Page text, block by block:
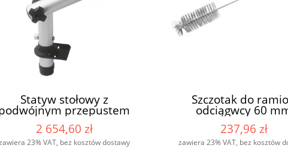
Statyw stołowy z
przepustem
2 654,60 zł
23% VAT, bez kosztów dostawy
Szczotak do
odciągwcy 60
237,96 zł
zawiera 23% VAT, bez kosztów